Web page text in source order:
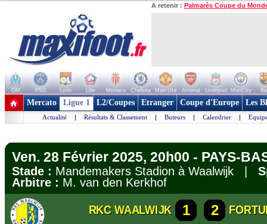
A retenir : Palmarès Coupe du
OM PSG Lyon Lille Monaco Chelsea Man Utd Arsenal Liverpool ManCity
+ de clubs
Mercato Ligue 1 L2/Coupes Etranger Coupe d'Europe Les
Actualité | Résultats & Classement | Buteurs | Calendrier |
Ven. 28 Février 2025, 20h00 - PAYS-
Stade : Mandemakers Stadion à Waalwijk |
Arbitre : M. van den Kerkhof
RKC WAALWIJK 1 2